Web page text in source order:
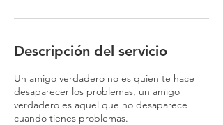
Descripción del servicio
Un amigo verdadero no es quien te hace
desaparecer los problemas, un amigo
verdadero es aquel que no desaparece
cuando tienes problemas.